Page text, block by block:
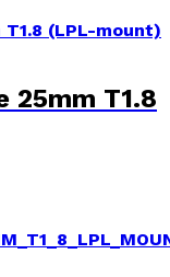
25mm T1.8